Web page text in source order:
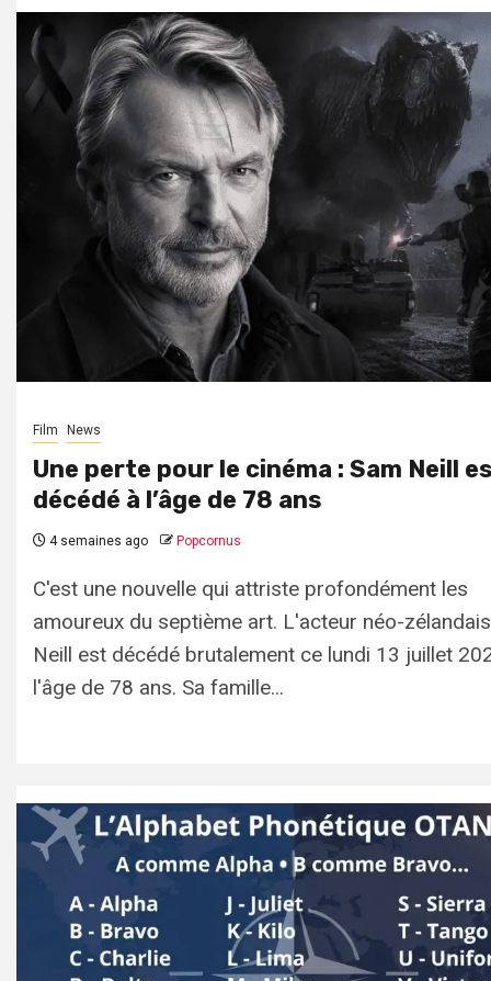
Film News
Une perte pour le cinéma : Sam Neill
décédé à l’âge de 78 ans
4 semaines ago Popcornus
C'est une nouvelle qui attriste profondément les
amoureux du septième art. L'acteur néo-
Neill est décédé brutalement ce lundi 13 juillet
l'âge de 78 ans. Sa famille...